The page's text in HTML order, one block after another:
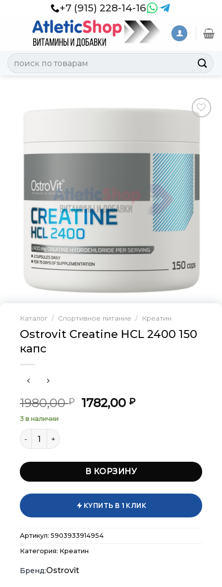
+7 (915) 228-14-16
Искать:
в
Вишлист
Каталог / Спортивное питание / Креатин
Ostrovit Creatine HCL 2400 150
капс
1980,00₽
Первоначальная
цена
1782,00₽Текущая
3 в наличии
Количество товара Ostrovit Creatine HCL 2400 150
В КОРЗИНУ
КУПИТЬ В 1 КЛИК
Артикул: 5903933914954
Категория: Креатин
Ostrovit
×
Каталог
Бренды
×
Каталог
Бренды
×
Каталог
Бренды